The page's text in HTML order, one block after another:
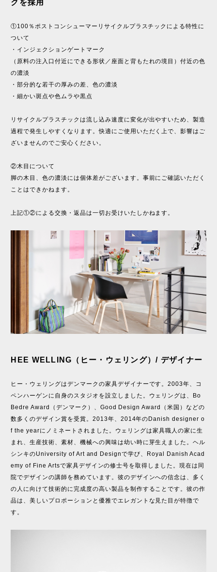
クを採用
①100％ポストコンシューマーリサイクルプラスチックによる特性に
ついて
・インジェクションゲートマーク
（原料の注入口付近にできる形状／座面と背もたれの境目）付近の色
の濃淡
・部分的な若干の厚みの差、色の濃淡
・細かい斑点や色ムラや黒点
リサイクルプラスチックは流し込み速度に変化が出やすいため、製造
過程で発生しやすくなります。快適にご使用いただく上で、影響はご
ざいませんのでご安心ください。
②木目について
脚の木目、色の濃淡には個体差がございます。事前にご確認いただく
ことはできかねます。
上記①②による交換・返品は一切お受けいたしかねます。
HEE WELLING（ヒー・ウェリング）/ デザイナー
ヒー・ウェリングはデンマークの家具デザイナーです。2003年、コ
ペンハーゲンに自身のスタジオを設立しました。ウェリングは、Bo
Bedre Award（デンマーク）、Good Design Award（米国）などの
数多くのデザイン賞を受賞。2013年、2014年のDanish designer o
f the yearにノミネートされました。ウェリングは家具職人の家に生
まれ、生産技術、素材、機械への興味は幼い時に芽生えました。ヘル
シンキのUniversity of Art and Designで学び、Royal Danish Acad
emy of Fine Artsで家具デザインの修士号を取得しました。現在は同
院でデザインの講師を務めています。彼のデザインへの信念は、多く
の人に向けて技術的に完成度の高い製品を制作することです。彼の作
品は、美しいプロポーションと優雅でエレガントな見た目が特徴で
す。